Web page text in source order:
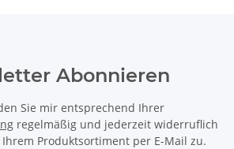
Abonnieren
Sie mir entsprechend Ihrer
regelmäßig und jederzeit widerruflich
Produktsortiment per E-Mail zu.